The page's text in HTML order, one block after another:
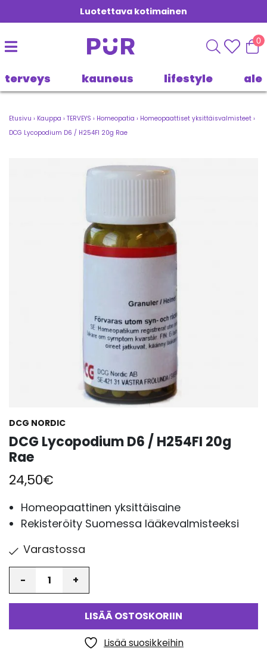
Luotettava kotimainen
0
terveys kauneus lifestyle ale
Etusivu › Kauppa › TERVEYS › Homeopatia › Homeopaattiset yksittäisvalmisteet ›
DCG Lycopodium D6 / H254FI 20g Rae
DCG NORDIC
DCG Lycopodium D6 / H254FI 20g
Rae
24,50€
Homeopaattinen yksittäisaine
Rekisteröity Suomessa lääkevalmisteeksi
Varastossa
LISÄÄ OSTOSKORIIN
Lisää suosikkeihin